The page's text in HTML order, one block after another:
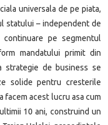
universala de pe piata,
statului – independent de
continuare pe segmentul
mandatului primit din
strategie de business se
solide pentru cresterile
facem acest lucru asa cum
10 ani, construind un